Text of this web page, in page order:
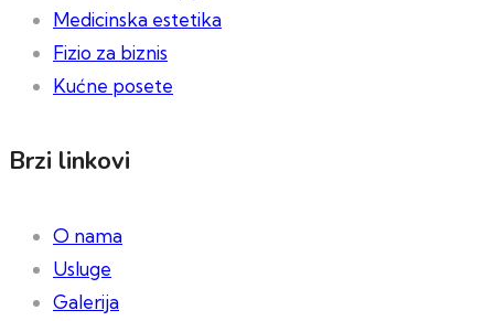
Medicinska estetika
Fizio za biznis
Kućne posete
Brzi linkovi
O nama
Usluge
Galerija